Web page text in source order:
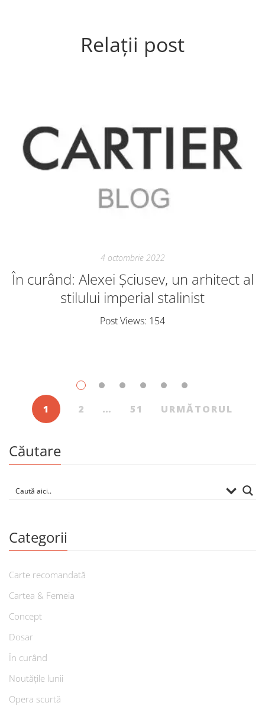
Relații post
4 octombrie 2022
În curând: Alexei Șciusev, un arhitect al
stilului imperial stalinist
Post Views: 154
1 2 … 51 URMĂTORUL
Căutare
Categorii
Carte recomandată
Cartea & Femeia
Concept
Dosar
În curând
Noutățile lunii
Opera scurtă